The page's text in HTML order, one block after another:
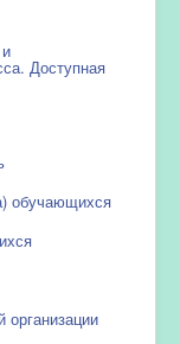
Доступная
обучающихся
организации